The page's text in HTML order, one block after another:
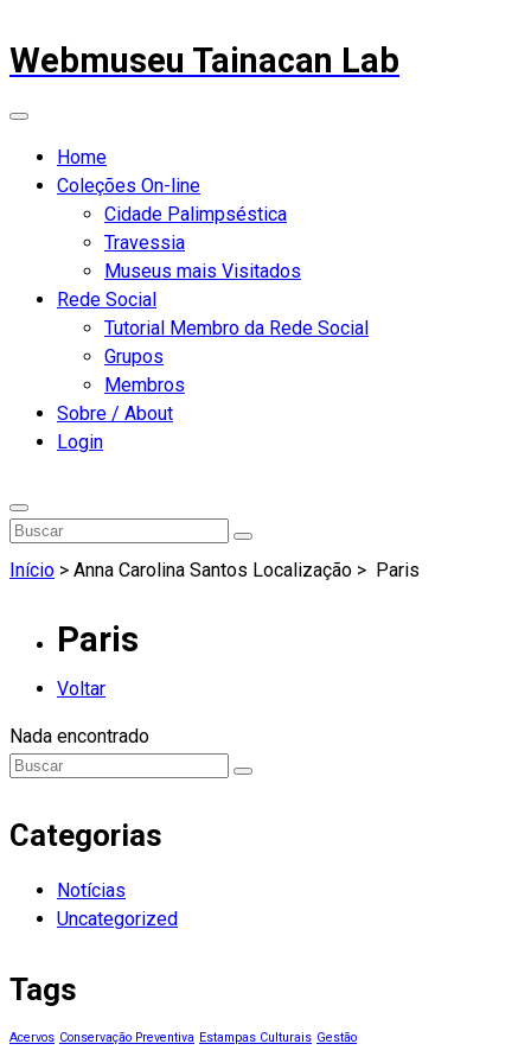
Webmuseu Tainacan Lab
Home
Coleções On-line
Cidade Palimpséstica
Travessia
Museus mais Visitados
Rede Social
Tutorial Membro da Rede Social
Grupos
Membros
Sobre / About
Login
Início > Anna Carolina Santos Localização > Paris
Paris
Voltar
Nada encontrado
Categorias
Notícias
Uncategorized
Tags
Acervos Conservação Preventiva Estampas Culturais Gestão